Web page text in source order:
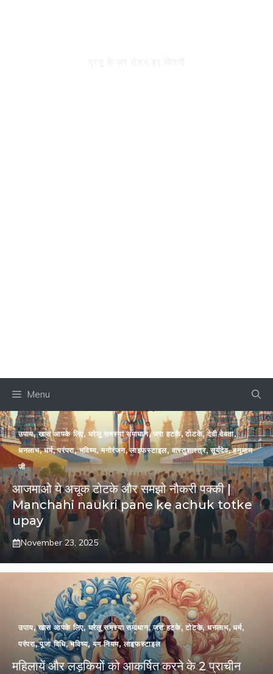
Menu
उपाय,खास आपके लिए, घरेलू समस्या समाधान,जरा हटके,टोटके,देवी देवता,
धनलाभ,धर्म,परंपरा,भविष्य,मनोरंजन,लाइफस्टाइल,वास्तुशास्त्र,सूर्यदेव,हनुमान
जी
आजमाओ ये अचूक टोटके और समझो नौकरी पक्की |
Manchahi naukri pane ke achuk totke
upay
November 23, 2025
उपाय,खास आपके लिए,घरेलू समस्या समाधान,जरा हटके,टोटके,धनलाभ,धर्म,
परंपरा,पूजा विधि,भविष्य,यम नियम,लाइफस्टाइल
महिलायें और लड़कियों को आकर्षित करने के 2 प्राचीन